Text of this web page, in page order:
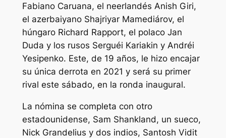
Fabiano Caruana, el neerlandés Anish Giri,
el azerbaiyano Shajriyar Mamediárov, el
húngaro Richard Rapport, el polaco Jan
Duda y los rusos Serguéi Kariakin y Andréi
Yesipenko. Este, de 19 años, le hizo encajar
su única derrota en 2021 y será su primer
rival este sábado, en la ronda inaugural.
La nómina se completa con otro
estadounidense, Sam Shankland, un sueco,
Nick Grandelius y dos indios, Santosh Vidit